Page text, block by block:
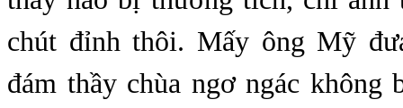
chút đỉnh thôi. Mấy ông Mỹ
đám thầy chùa ngơ ngác không